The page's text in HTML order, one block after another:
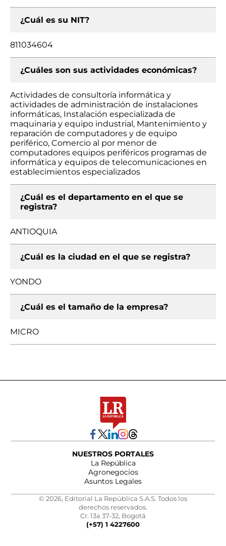
¿Cuál es su NIT?
811034604
¿Cuáles son sus actividades económicas?
Actividades de consultoría informática y
actividades de administración de instalaciones
informáticas, Instalación especializada de
maquinaria y equipo industrial, Mantenimiento y
reparación de computadores y de equipo
periférico, Comercio al por menor de
computadores equipos periféricos programas de
informática y equipos de telecomunicaciones en
establecimientos especializados
¿Cuál es el departamento en el que se
registra?
ANTIOQUIA
¿Cuál es la ciudad en el que se registra?
YONDO
¿Cuál es el tamaño de la empresa?
MICRO
NUESTROS PORTALES
La República
Agronegocios
Asuntos Legales
© 2026, Editorial La República S.A.S. Todos los
derechos reservados.
Cr. 13a 37-32, Bogotá
(+57) 1 4227600